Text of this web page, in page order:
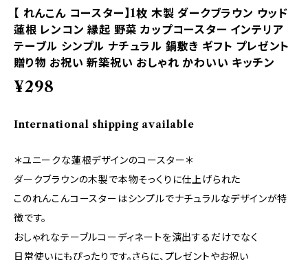
【 れんこん コースター】1枚 木製 ダークブラウン ウッド
蓮根 レンコン 縁起 野菜 カップコースター インテリア
テーブル シンプル ナチュラル 鍋敷き ギフト プレゼント
贈り物 お祝い 新築祝い おしゃれ かわいい キッチン
¥298
International shipping available
＊ユニークな蓮根デザインのコースター＊
ダークブラウンの木製で本物そっくりに仕上げられた
このれんこんコースターはシンプルでナチュラルなデザインが特
徴です。
おしゃれなテーブルコーディネートを演出するだけでなく
日常使いにもぴったりです。さらに、プレゼントやお祝い